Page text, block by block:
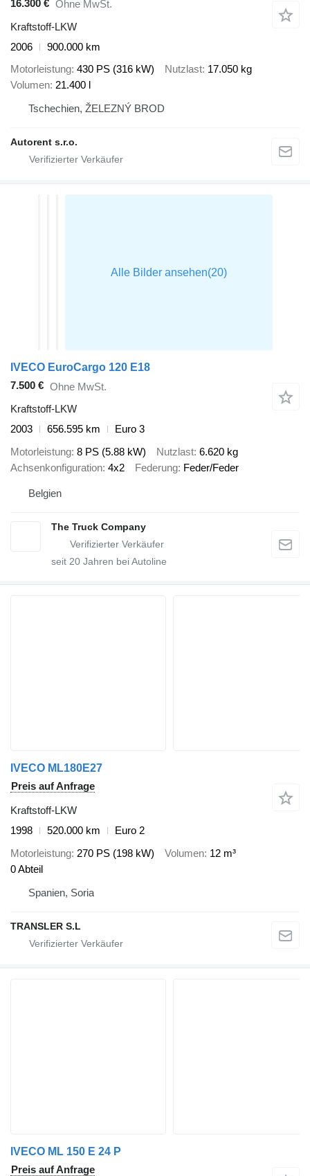
16.300 € Ohne MwSt.
Kraftstoff-LKW
2006
900.000 km
Motorleistung 430 PS (316 kW) Nutzlast 17.050 kg
Volumen 21.400 l
Tschechien, ŽELEZNÝ BROD
Autorent s.r.o.
IVECO EuroCargo 120 E18
7.500 € Ohne MwSt.
Kraftstoff-LKW
2003
656.595 km
Euro 3
Motorleistung 8 PS (5.88 kW) Nutzlast 6.620 kg
Achsenkonfiguration 4x2 Federung Feder/Feder
Belgien
The Truck Company
seit 20 Jahren bei Autoline
IVECO ML180E27
Preis auf Anfrage
Kraftstoff-LKW
1998
520.000 km
Euro 2
Motorleistung 270 PS (198 kW) Volumen 12 m³
0 Abteil
Spanien, Soria
TRANSLER S.L
IVECO ML 150 E 24 P
Preis auf Anfrage